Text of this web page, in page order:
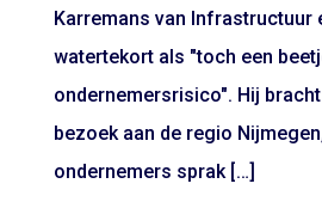
Karremans van Infrastructuur
watertekort als "toch een
ondernemersrisico". Hij
bezoek aan de regio
ondernemers sprak […]